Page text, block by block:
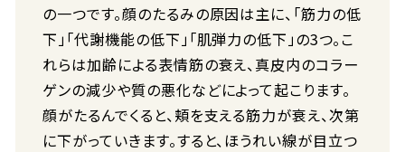
の一つです。顔のたるみの原因は主に、「筋力の低
下」「代謝機能の低下」「肌弾力の低下」の3つ。こ
れらは加齢による表情筋の衰え、真皮内のコラー
ゲンの減少や質の悪化などによって起こります。
顔がたるんでくると、頬を支える筋力が衰え、次第
に下がっていきます。すると、ほうれい線が目立つ